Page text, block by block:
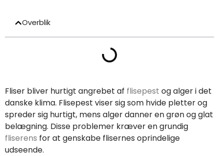
Overblik
Fliser bliver hurtigt angrebet af flisepest og alger i det
danske klima. Flisepest viser sig som hvide pletter og
spreder sig hurtigt, mens alger danner en grøn og glat
belægning. Disse problemer kræver en grundig
fliserens for at genskabe flisernes oprindelige
udseende.